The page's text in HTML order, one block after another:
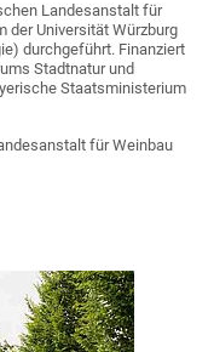
Landesanstalt für
der Universität Würzburg
durchgeführt. Finanziert
Stadtnatur und
Staatsministerium
für Weinbau